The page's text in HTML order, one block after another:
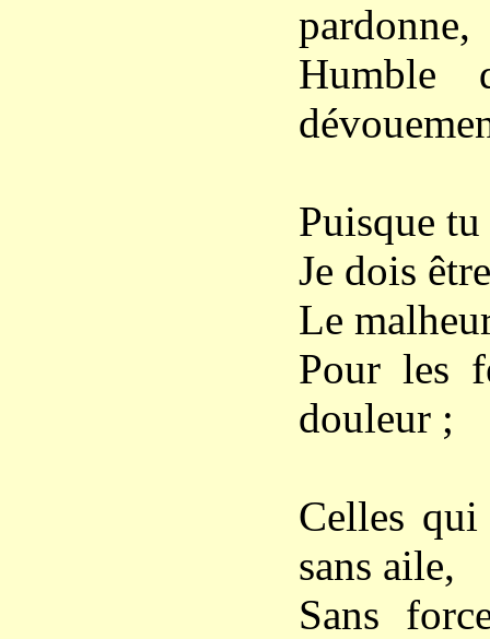
pardonne,
Humble
Puisque
Je dois
Le
Pour les
douleur ;
Celles
sans aile,
Sans